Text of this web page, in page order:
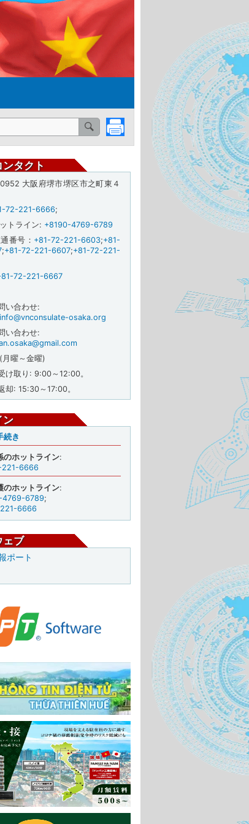
タクト
大阪府堺市堺区市之町東４
72-221-6666;
トライン: +8190-4769-6789
番号： +81-72-221-6603;+81-
;+81-72-221-6607;+81-72-221-
72-221-6667
い合わせ:
osaka.org
い合わせ:
月曜～金曜)
け取り: 9:00～12:00。
却: 15:30～17:00。
ン
続き
のホットライン:
221-6666
のホットライン:
4769-6789;
6666
ェブ
ポート